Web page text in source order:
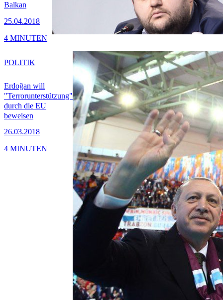
Balkan
25.04.2018
4 MINUTEN
Erdoğan will
"Terrorunterstützung"
durch die EU
beweisen
26.03.2018
POLITIK
4 MINUTEN